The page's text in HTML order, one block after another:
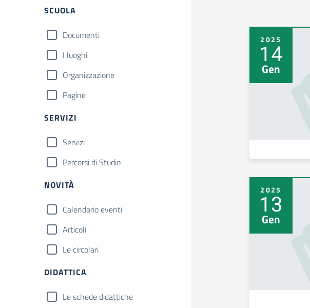
Filtri
SCUOLA
Documenti
I luoghi
Organizzazione
Pagine
SERVIZI
Servizi
Percorsi di Studio
NOVITÀ
Calendario eventi
Articoli
Le circolari
DIDATTICA
Le schede didattiche
2025
14
Gen
2025
13
Gen